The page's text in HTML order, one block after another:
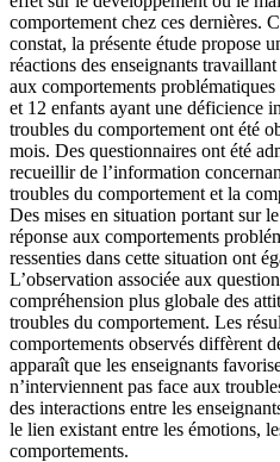
comportement chez ces dernières.
constat, la présente étude propose
réactions des enseignants
aux comportements
et 12 enfants ayant une déficience
troubles du comportement ont été
mois. Des questionnaires ont été
recueillir de l’information
troubles du comportement et la
Des mises en situation portant sur
réponse aux comportements
ressenties dans cette situation ont
L’observation associée aux
compréhension plus globale des
troubles du comportement. Les
comportements observés diffèrent
apparaît que les enseignants
n’interviennent pas face aux
des interactions entre les
le lien existant entre les émotions,
comportements.